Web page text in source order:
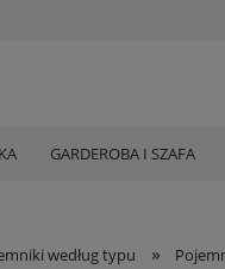
GARDEROBA I SZAFA
według typu »